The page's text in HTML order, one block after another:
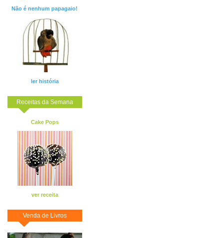
Não é nenhum papagaio!
ler história
Receitas da Semana
Cake Pops
ver receita
Venda de Livros